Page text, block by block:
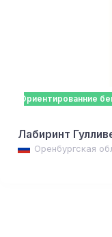
Ориентированние
Лабиринт
Оренбургская